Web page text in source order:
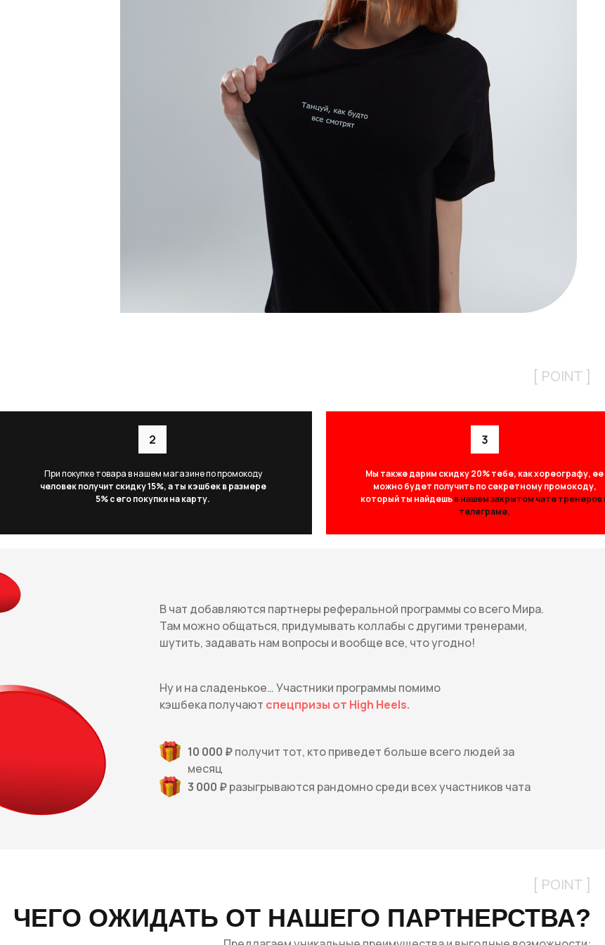
Запишись на бесплатную консультацию и
[ POINT ]
Мы также дарим скидку 20% тебе, как хореографу, ее
можно будет получить по секретному промокоду,
который ты найдешьв нашем закрытом чате тренеров
телеграме.
При покупке товара в нашем магазине по промокоду
человек получит скидку 15%, а ты кэшбек в размере
5% с его покупки на карту.
В чат добавляются партнеры реферальной программы со всего Мира.
Там можно общаться, придумывать коллабы с другими тренерами,
шутить, задавать нам вопросы и вообще все, что угодно!
Ну и на сладенькое… Участники программы помимо
кэшбека получают спецпризы от High Heels.
10 000 ₽получит тот, кто приведет больше всего людей за
месяц
3 000 ₽разыгрываются рандомно среди всех участников чата
[ POINT ]
ЧЕГО ОЖИДАТЬ ОТ НАШЕГО ПАРТНЕРСТВА?